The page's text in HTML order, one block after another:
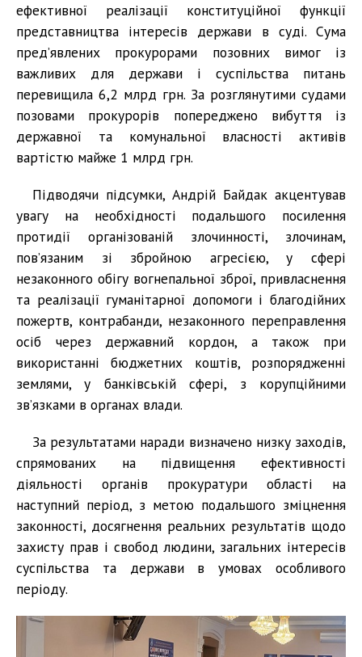
ефективної реалізації конституційної функції
представництва інтересів держави в суді. Сума
пред’явлених прокурорами позовних вимог із
важливих для держави і суспільства питань
перевищила 6,2 млрд грн. За розглянутими судами
позовами прокурорів попереджено вибуття із
державної та комунальної власності активів
вартістю майже 1 млрд грн.
Підводячи підсумки, Андрій Байдак акцентував
увагу на необхідності подальшого посилення
протидії організованій злочинності, злочинам,
пов’язаним зі збройною агресією, у сфері
незаконного обігу вогнепальної зброї, привласнення
та реалізації гуманітарної допомоги і благодійних
пожертв, контрабанди, незаконного переправлення
осіб через державний кордон, а також при
використанні бюджетних коштів, розпорядженні
землями, у банківській сфері, з корупційними
зв’язками в органах влади.
За результатами наради визначено низку заходів,
спрямованих на підвищення ефективності
діяльності органів прокуратури області на
наступний період, з метою подальшого зміцнення
законності, досягнення реальних результатів щодо
захисту прав і свобод людини, загальних інтересів
суспільства та держави в умовах особливого
періоду.